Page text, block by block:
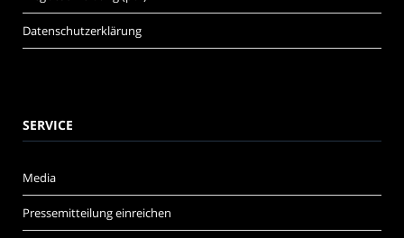
Datenschutzerklärung
SERVICE
Media
Pressemitteilung einreichen